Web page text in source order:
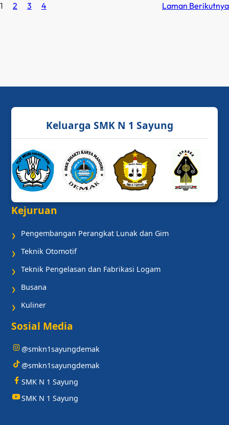
1 2 3 4 Laman Berikutnya
Keluarga SMK N 1 Sayung
Kejuruan
❯ Pengembangan Perangkat Lunak dan Gim
❯ Teknik Otomotif
❯ Teknik Pengelasan dan Fabrikasi Logam
❯ Busana
❯ Kuliner
Sosial Media
@smkn1sayungdemak
@smkn1sayungdemak
SMK N 1 Sayung
SMK N 1 Sayung